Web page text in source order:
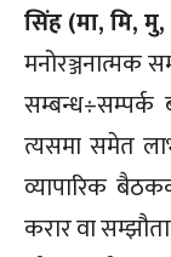
सिंह (मा, मि,
मनोरञ्जनात्मक
त्यसमा समेत
व्यापारिक
करार वा